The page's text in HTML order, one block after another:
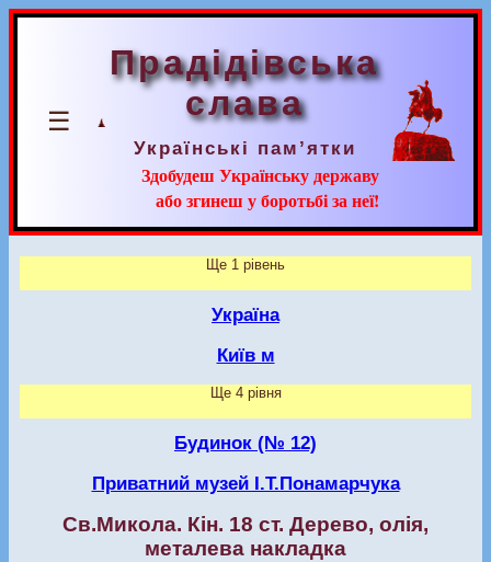
☰
Прадідівська
слава
Українські пам’ятки
Здобудеш Українську державу
або згинеш у боротьбі за неї!
Ще 1 рівень
Україна
Київ м
Ще 4 рівня
Будинок (№ 12)
Приватний музей І.Т.Понамарчука
Св.Микола. Кін. 18 ст. Дерево, олія,
металева накладка